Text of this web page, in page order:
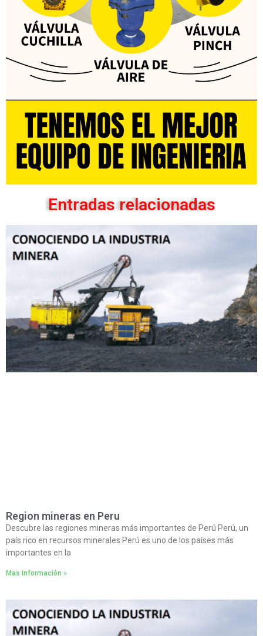
Entradas relacionadas
Region mineras en Peru
Descubre las regiones mineras más importantes de Perú Perú, un
país rico en recursos minerales Perú es uno de los países más
importantes en la
Mas Información »